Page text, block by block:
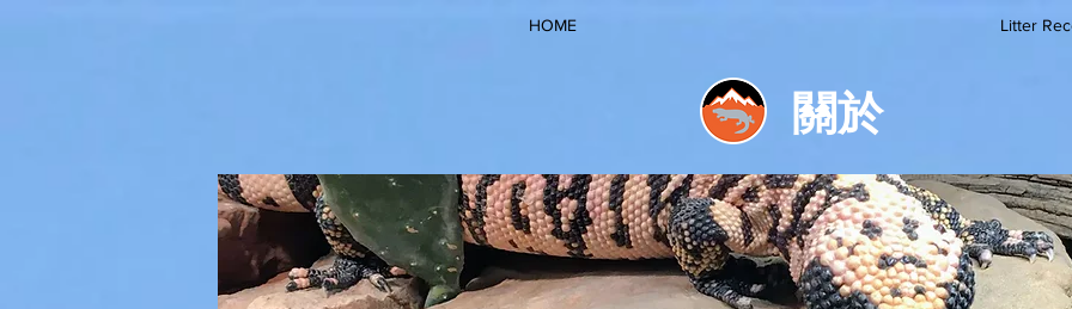
HOME Litter
關於